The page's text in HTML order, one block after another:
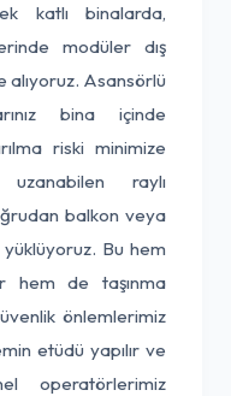
katlı binalarda,
modüler dış
Asansörlü
bina içinde
riski minimize
raylı
balkon veya
Bu hem
hem de taşınma
önlemlerimiz
etüdü yapılır ve
operatörlerimiz